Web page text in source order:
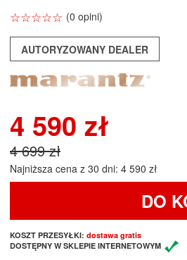
☆☆☆☆☆
★★★★★ (0 opini)
AUTORYZOWANY DEALER
4 590 zł
4 699 zł
Najniższa cena z 30 dni: 4 590 zł
DO
KOSZT PRZESYŁKI: dostawa gratis
DOSTĘPNY W SKLEPIE INTERNETOWYM